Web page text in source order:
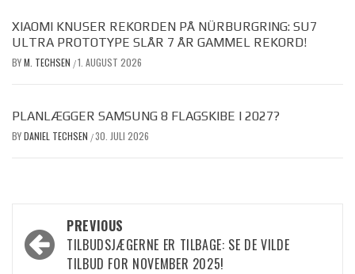
XIAOMI KNUSER REKORDEN PÅ NÜRBURGRING: SU7
ULTRA PROTOTYPE SLÅR 7 ÅR GAMMEL REKORD!
BYM. TECHSEN /1. AUGUST 2026
PLANLÆGGER SAMSUNG 8 FLAGSKIBE I 2027?
BYDANIEL TECHSEN /30. JULI 2026
Post
navigation
PREVIOUS
TILBUDSJÆGERNE ER TILBAGE: SE DE VILDE
TILBUD FOR NOVEMBER 2025!